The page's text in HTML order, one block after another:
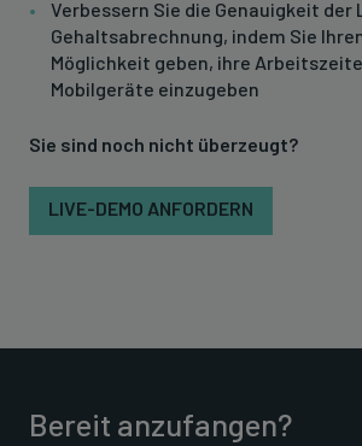
Verbessern Sie die Genauigkeit der
Gehaltsabrechnung, indem Sie
Möglichkeit geben, ihre
Mobilgeräte einzugeben
Sie sind noch nicht überzeugt?
LIVE-DEMO ANFORDERN
Bereit anzufangen?